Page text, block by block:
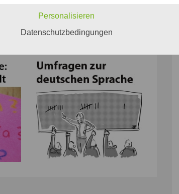
Personalisieren
Datenschutzbedingungen